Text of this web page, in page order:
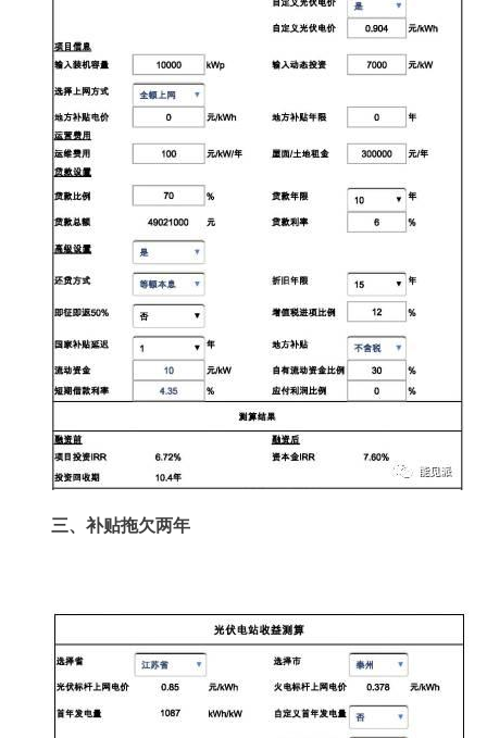
三、补贴拖欠两年